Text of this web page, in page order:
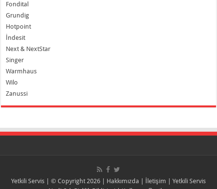
Fondital
Grundig
Hotpoint
İndesit
Next & NextStar
Singer
Warmhaus
Wilo
Zanussi
Yetkili Servis | © Copyright 2026 | Hakkımızda İletişim
Yetkili Servis